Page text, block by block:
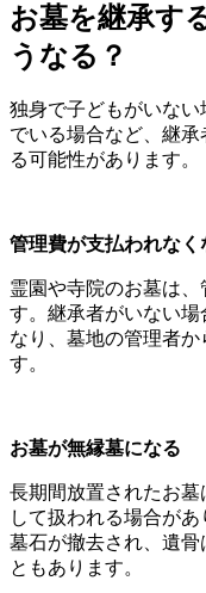
お墓を継承す
うなる？
独身で子どもがいな
でいる場合など、継
る可能性があります。
管理費が支払われなく
霊園や寺院のお墓は
す。継承者がいない場
なり、墓地の管理者
す。
お墓が無縁墓になる
長期間放置されたお
して扱われる場合があ
墓石が撤去され、遺
ともあります。